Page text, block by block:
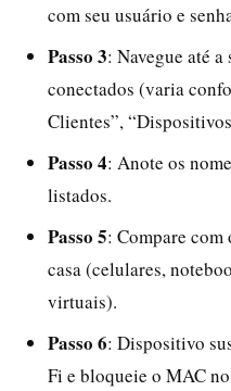
com seu usuário e
Passo 3: Navegue até
conectados (varia
Clientes”,
Passo 4: Anote os
listados.
Passo 5: Compare com
casa (celulares,
virtuais).
Passo 6: Dispositivo
Fi e bloqueie o MAC